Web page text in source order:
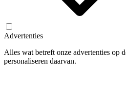
Advertenties
Alles wat betreft onze advertenties op
personaliseren daarvan.